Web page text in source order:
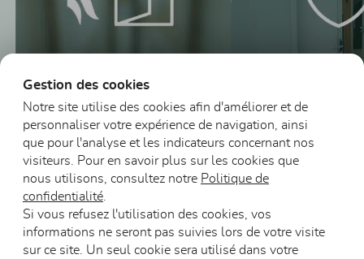
Blocs-portes vitrés
en bois DAS
Blocs-portes
résistants au feu
Gestion des cookies
Notre site utilise des cookies afin d'améliorer et de
personnaliser votre expérience de navigation, ainsi
que pour l'analyse et les indicateurs concernant nos
visiteurs. Pour en savoir plus sur les cookies que
nous utilisons, consultez notre Politique de
confidentialité
Si vous refusez l'utilisation des cookies, vos
informations ne seront pas suivies lors de votre visite
sur ce site. Un seul cookie sera utilisé dans votre